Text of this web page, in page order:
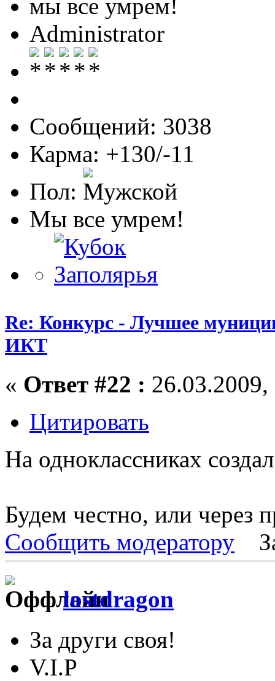
мы все умрем!
Administrator
Сообщений: 3038
Карма: +130/-11
Пол:
Мы все умрем!
Re: Конкурс - Лучшее
ИКТ
« Ответ #22 :
Цитировать
На одноклассниках
Будем честно, или через
Сообщить модератору
lostdragon
За други своя!
V.I.P